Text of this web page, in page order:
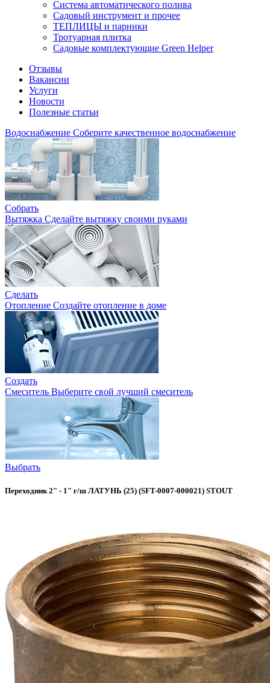
Система автоматического полива
Садовый инструмент и прочее
ТЕПЛИЦЫ и парники
Тротуарная плитка
Садовые комплектующие Green Helper
Отзывы
Вакансии
Услуги
Новости
Полезные статьи
Водоснабжение Соберите качественное водоснабжение
Собрать
Вытяжка Сделайте вытяжку своими руками
Сделать
Отопление Создайте отопление в доме
Создать
Смеситель Выберите свой лучший смеситель
Выбрать
Переходник 2" - 1" г/ш ЛАТУНЬ (25) (SFT-0007-000021) STOUT